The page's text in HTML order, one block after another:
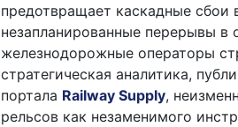
предотвращает каскадные
незапланированные перерывы
железнодорожные операторы
стратегическая аналитика,
портала Railway Supply,
рельсов как незаменимого